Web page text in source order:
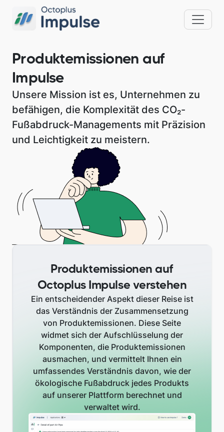
Produktemissionen auf
Impulse
Unsere Mission ist es, Unternehmen zu
befähigen, die Komplexität des CO₂-
Fußabdruck-Managements mit Präzision
und Leichtigkeit zu meistern.
Produktemissionen auf
Octoplus Impulse verstehen
Ein entscheidender Aspekt dieser Reise ist
das Verständnis der Zusammensetzung
von Produktemissionen. Diese Seite
widmet sich der Aufschlüsselung der
Komponenten, die Produktemissionen
ausmachen, und vermittelt Ihnen ein
umfassendes Verständnis davon, wie der
ökologische Fußabdruck jedes Produkts
auf unserer Plattform berechnet und
verwaltet wird.